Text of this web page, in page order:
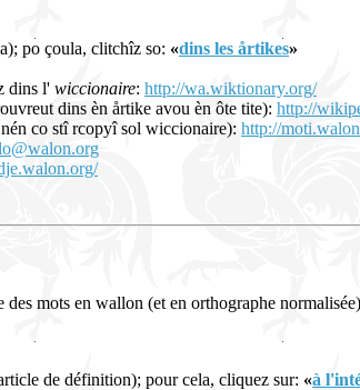
po çoula, clitchîz so: «dins les årtikes»
dins l' wiccionaire: http://wa.wiktionary.org/
dins èn årtike avou èn ôte tite): http://
co stî rcopyî sol wiccionaire): http://
mots en wallon (et en orthographe normalisée)
de définition); pour cela, cliquez sur: «à